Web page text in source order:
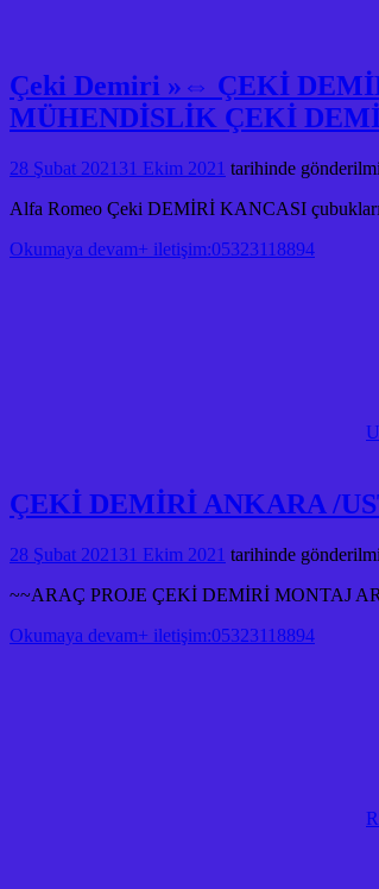
Çeki Demiri »⇔ ÇEKİ
MÜHENDİSLİK ÇEKİ
28 Şubat 2021 31 Ekim 2021 tarihinde
Alfa Romeo Çeki DEMİRİ KANCASI
Okumaya devam+ iletişim:05323118894
ÇEKİ DEMİRİ ANKARA /
28 Şubat 2021 31 Ekim 2021 tarihinde
~~ARAÇ PROJE ÇEKİ DEMİRİ MONTAJ
Okumaya devam+ iletişim:05323118894